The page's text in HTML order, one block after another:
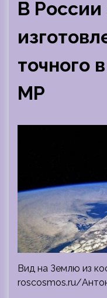
В России
точного
МР
Вид на Землю из
roscosmos.ru/